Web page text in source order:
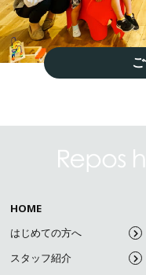
HOME
はじめての方へ
スタッフ紹介